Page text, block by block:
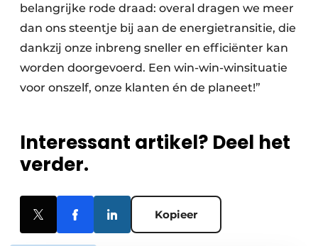
belangrijke rode draad: overal dragen we meer
dan ons steentje bij aan de energietransitie, die
dankzij onze inbreng sneller en efficiënter kan
worden doorgevoerd. Een win-win-winsituatie
voor onszelf, onze klanten én de planeet!”
Interessant artikel? Deel het
verder.
Kopieer